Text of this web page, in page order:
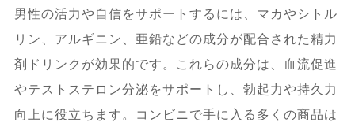
男性の活力や自信をサポートするには、マカやシトル
リン、アルギニン、亜鉛などの成分が配合された精力
剤ドリンクが効果的です。これらの成分は、血流促進
やテストステロン分泌をサポートし、勃起力や持久力
向上に役立ちます。コンビニで手に入る多くの商品は